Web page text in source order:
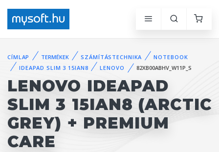
CÍMLAP TERMÉKEK SZÁMÍTÁSTECHNIKA
NOTEBOOK
IDEAPAD SLIM 3 15IAN8
LENOVO 82XB00ABHV_W11P_S
LENOVO IDEAPAD
SLIM 3 15IAN8 (ARCTIC
GREY) + PREMIUM
CARE